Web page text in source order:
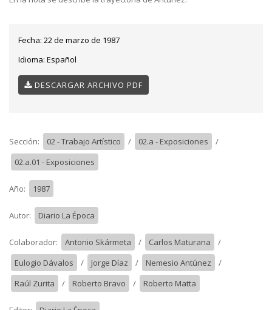
Fecha: 22 de marzo de 1987
Idioma: Español
DESCARGAR ARCHIVO PDF
Sección: 02 - Trabajo Artístico / 02.a - Exposiciones
/
02.a.01 - Exposiciones
Año: 1987
Autor: Diario La Época
Colaborador: Antonio Skármeta / Carlos Maturana
/
Eulogio Dávalos
/ Jorge Díaz / Nemesio Antúnez
/
Raúl Zurita
/ Roberto Bravo / Roberto Matta